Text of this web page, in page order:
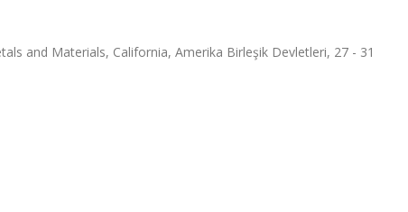
and Materials, California, Amerika Birleşik Devletleri, 27 - 31